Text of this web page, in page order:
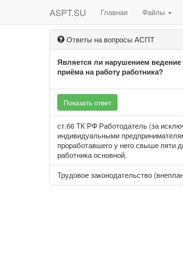
ASPT.SU Главная Файлы
Ответы на вопросы АСПТ
Является ли нарушением
приёма на работу работника?
Показать ответ
ст.66 ТК РФ Работодатель (за
индивидуальными
проработавшего у него свыше пяти
работника основной.
Трудовое законодательство